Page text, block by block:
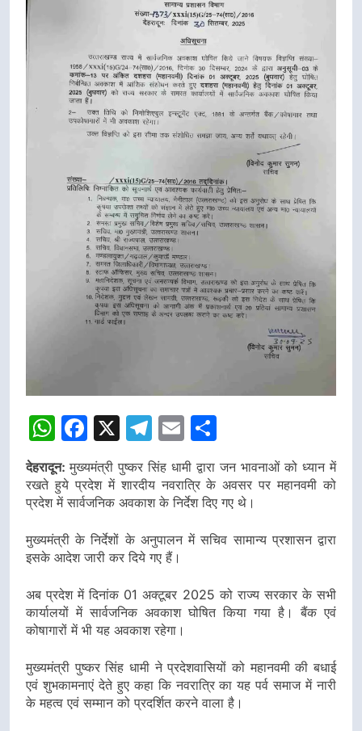
WhatsApp
Facebook
X Telegram
Email
देहरादून:मुख्यमंत्री पुष्कर सिंह धामी द्वारा जन भावनाओं को ध्यान में
रखते हुये प्रदेश में शारदीय नवरात्रि के अवसर पर महानवमी को
प्रदेश में सार्वजनिक अवकाश के निर्देश दिए गए थे।
मुख्यमंत्री के निर्देशों के अनुपालन में सचिव सामान्य प्रशासन द्वारा
इसके आदेश जारी कर दिये गए हैं।
अब प्रदेश में दिनांक 01 अक्टूबर 2025 को राज्य सरकार के सभी
कार्यालयों में सार्वजनिक अवकाश घोषित किया गया है। बैंक एवं
कोषागारों में भी यह अवकाश रहेगा।
मुख्यमंत्री पुष्कर सिंह धामी ने प्रदेशवासियों को महानवमी की बधाई
एवं शुभकामनाएं देते हुए कहा कि नवरात्रि का यह पर्व समाज में नारी
के महत्व एवं सम्मान को प्रदर्शित करने वाला है।